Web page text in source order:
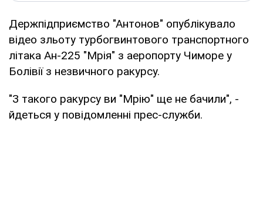
Держпідприємство "Антонов" опублікувало
відео зльоту турбогвинтового транспортного
літака Ан-225 "Мрія" з аеропорту Чиморе у
Болівії з незвичного ракурсу.
"З такого ракурсу ви "Мрію" ще не бачили", -
йдеться у повідомленні прес-служби.